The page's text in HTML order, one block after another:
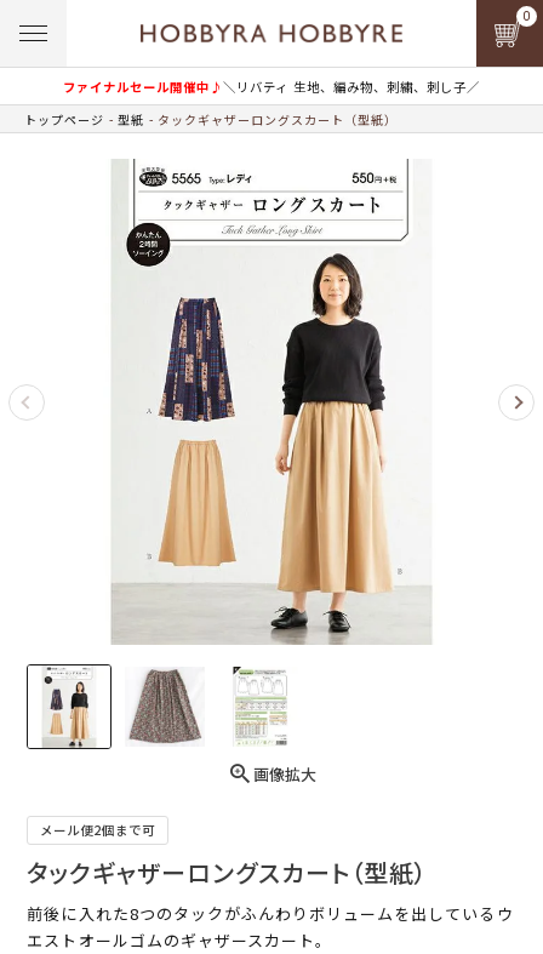
ファイナルセール開催中♪＼リバティ 生地、編み物、刺繍、刺し子／
0
トップページ 型紙 タックギャザーロングスカート（型紙）
画像拡大
メール便2個まで可
タックギャザーロングスカート（型紙）
前後に入れた8つのタックがふんわりボリュームを出しているウ
エストオールゴムのギャザースカート。